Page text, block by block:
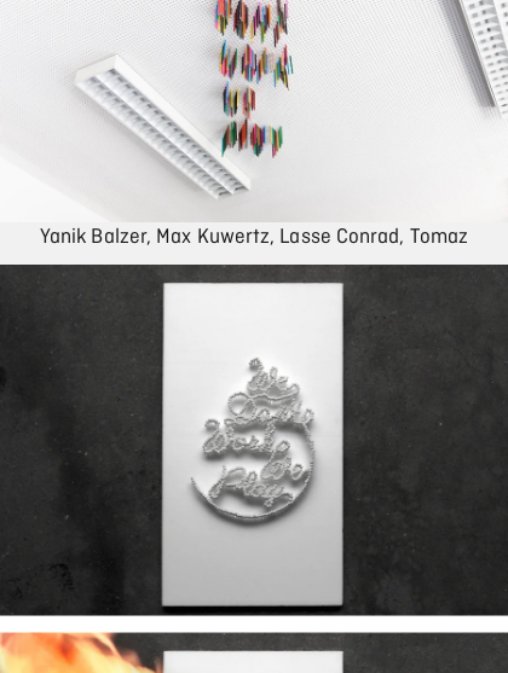
Yanik Balzer, Max Kuwertz, Lasse Conrad, Tomaz